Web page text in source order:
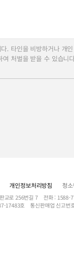
. 타인을 비방하거나 개
여 처벌을 받을 수 있습니
개인정보처리방침 청
판교로 256번길 7 전화 :
17483호 통신판매업 신고번